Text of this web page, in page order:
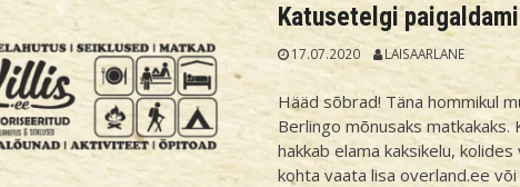
Katusetelgi
17.07.2020 LAISAARLANE
Hääd sõbrad! Täna hommikul
Berlingo mõnusaks
hakkab elama kaksikelu,
kohta vaata lisa overland.ee